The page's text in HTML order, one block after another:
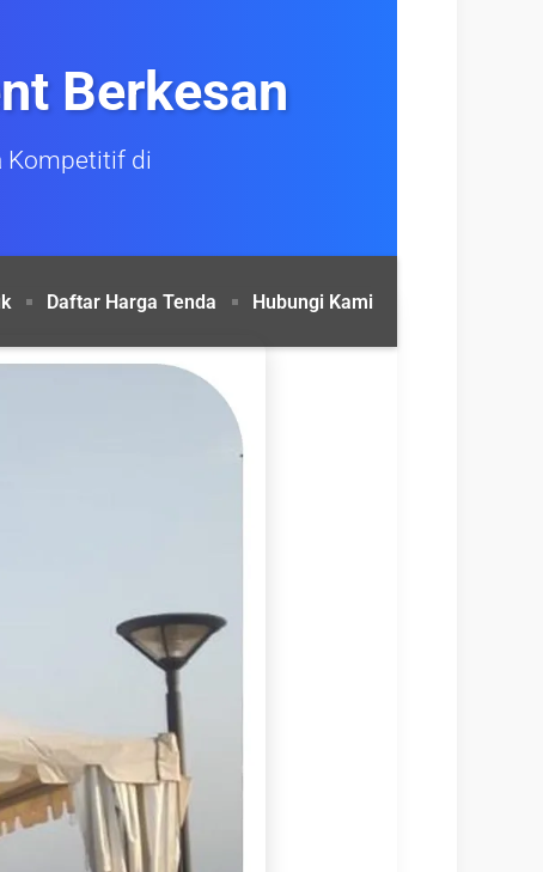
Berkesan
Kompetitif di
Daftar Harga Tenda Hubungi Kami